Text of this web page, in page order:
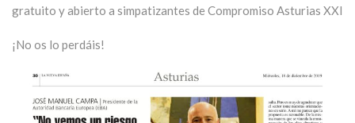
gratuito y abierto a simpatizantes de Compromiso Asturias XXI
¡No os lo perdáis!